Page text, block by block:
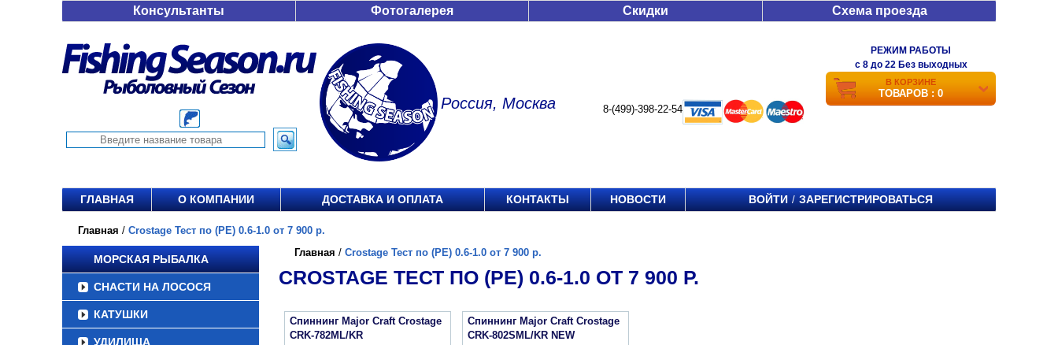
Консультанты Фотогалерея Скидки Схема проезда
Россия, Москва 8-(499)-398-22-54
РЕЖИМ РАБОТЫ
c 8 до 22 Без выходных
В КОРЗИНЕ
ТОВАРОВ : 0
ГЛАВНАЯ О КОМПАНИИ ДОСТАВКА И ОПЛАТА КОНТАКТЫ НОВОСТИ ВОЙТИ / ЗАРЕГИСТРИРОВАТЬСЯ
Главная / Crostage Тест по (РЕ) 0.6-1.0 от 7 900 р.
МОРСКАЯ РЫБАЛКА
СНАСТИ НА ЛОСОСЯ
КАТУШКИ
УДИЛИЩА
Главная / Crostage Тест по (РЕ) 0.6-1.0 от 7 900 р.
CROSTAGE ТЕСТ ПО (РЕ) 0.6-1.0 ОТ 7 900 Р.
Спиннинг Major Craft Crostage
CRK-782ML/KR
Спиннинг Major Craft Crostage
CRK-802SML/KR NEW